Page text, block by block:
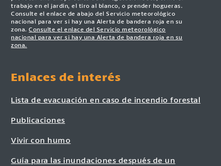
trabajo en el jardín, el tiro al blanco, o prender hogueras.
Consulte el enlace de abajo del Servicio meteorológico
nacional para ver si hay una Alerta de bandera roja en su
zona.Consulte el enlace del Servicio meteorológico
nacional para ver si hay una Alerta de bandera roja en su
zona.
Enlaces de interés
Lista de evacuación en caso de incendio forestal
Publicaciones
Vivir con humo
Guía para las inundaciones después de un